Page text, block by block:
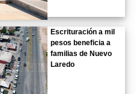
Escrituración a mil
pesos beneficia a
familias de Nuevo
Laredo